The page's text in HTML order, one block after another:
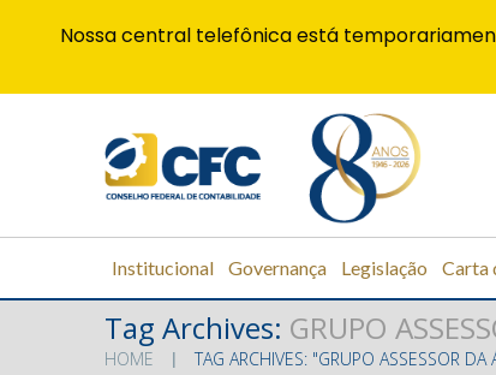
Institucional Governança Legislação Carta
Tag Archives: GRUPO
HOME TAG ARCHIVES: "GRUPO ASSESSOR DA
Nossa central telefônica está